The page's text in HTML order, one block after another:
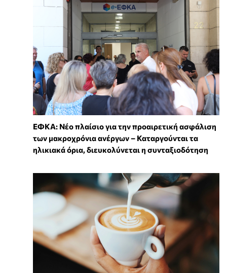
ΕΦΚΑ: Νέο πλαίσιο για την προαιρετική ασφάλιση
των μακροχρόνια ανέργων – Καταργούνται τα
ηλικιακά όρια, διευκολύνεται η συνταξιοδότηση